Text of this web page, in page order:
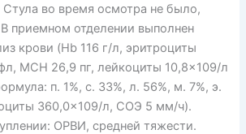
во время осмотра не было,
приемном отделении выполнен
крови (Hb 116 г/л, эритроциты
MCH 26,9 пг, лейкоциты 10,8×109/л
п. 1%, с. 33%, л. 56%, м. 7%, э.
360,0×109/л, СОЭ 5 мм/ч).
ОРВИ, средней тяжести.